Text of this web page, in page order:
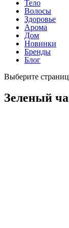
Тело
Волосы
Здоровье
Арома
Дом
Новинки
Бренды
Блог
Выберите
Зеленый